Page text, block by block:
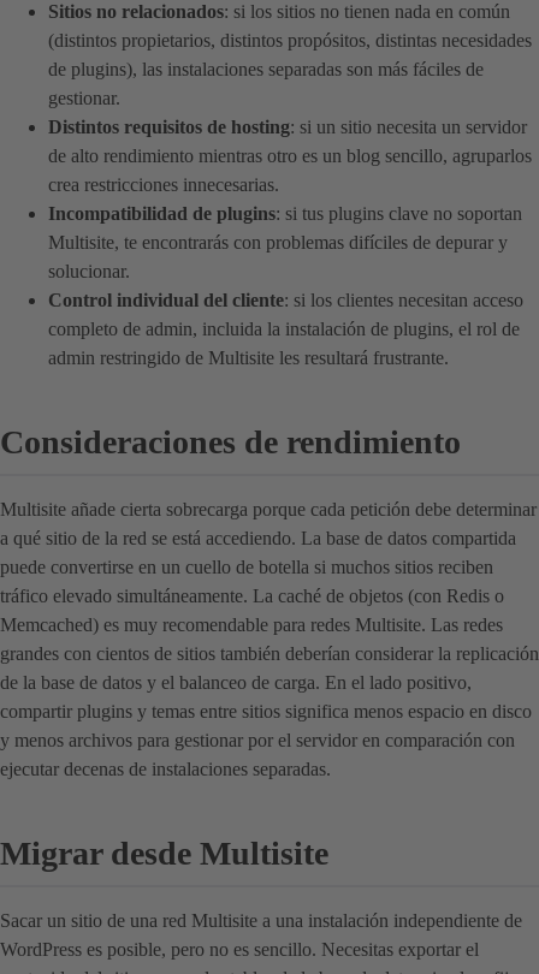
Sitios no relacionados: si los sitios no tienen nada en común
(distintos propietarios, distintos propósitos, distintas necesidades
de plugins), las instalaciones separadas son más fáciles de
gestionar.
Distintos requisitos de hosting: si un sitio necesita un servidor
de alto rendimiento mientras otro es un blog sencillo, agruparlos
crea restricciones innecesarias.
Incompatibilidad de plugins: si tus plugins clave no soportan
Multisite, te encontrarás con problemas difíciles de depurar y
solucionar.
Control individual del cliente: si los clientes necesitan acceso
completo de admin, incluida la instalación de plugins, el rol de
admin restringido de Multisite les resultará frustrante.
Consideraciones de rendimiento
Multisite añade cierta sobrecarga porque cada petición debe determinar
a qué sitio de la red se está accediendo. La base de datos compartida
puede convertirse en un cuello de botella si muchos sitios reciben
tráfico elevado simultáneamente. La caché de objetos (con Redis o
Memcached) es muy recomendable para redes Multisite. Las redes
grandes con cientos de sitios también deberían considerar la replicación
de la base de datos y el balanceo de carga. En el lado positivo,
compartir plugins y temas entre sitios significa menos espacio en disco
y menos archivos para gestionar por el servidor en comparación con
ejecutar decenas de instalaciones separadas.
Migrar desde Multisite
Sacar un sitio de una red Multisite a una instalación independiente de
WordPress es posible, pero no es sencillo. Necesitas exportar el